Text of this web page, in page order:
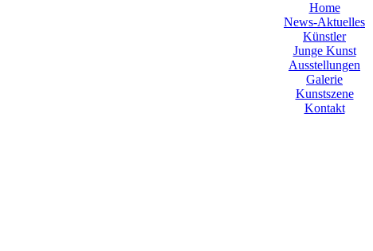
Home
News-Aktuelles
Künstler
Junge Kunst
Ausstellungen
Galerie
Kunstszene
Kontakt